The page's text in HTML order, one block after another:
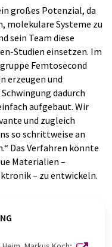
großes Potenzial, da
molekulare Systeme zu
sein Team diese
Studien einsetzen. Im
Femtosecond
erzeugen und
dadurch
aufgebaut. Wir
und zugleich
so schrittweise an
Das Verfahren könnte
Materialien –
– zu entwickeln.